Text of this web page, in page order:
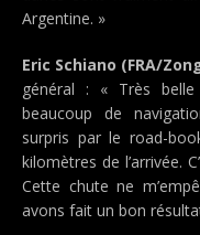
Argentine. »
Eric Schiano (FRA/
général : « Très belle
beaucoup de
surpris par le road-
kilomètres de l’arrivée.
Cette chute ne
avons fait un bon